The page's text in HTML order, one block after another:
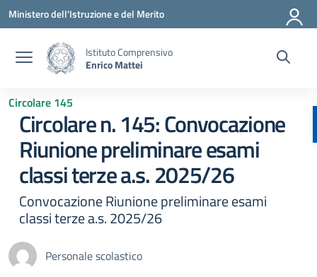
Vai ai contenuti
Vai al menu di navigazione
Vai al footer
Ministero dell'Istruzione e del Merito
Istituto Comprensivo
Enrico Mattei
Circolare 145
Circolare n. 145: Convocazione
Riunione preliminare esami
classi terze a.s. 2025/26
Convocazione Riunione preliminare esami
classi terze a.s. 2025/26
Personale scolastico